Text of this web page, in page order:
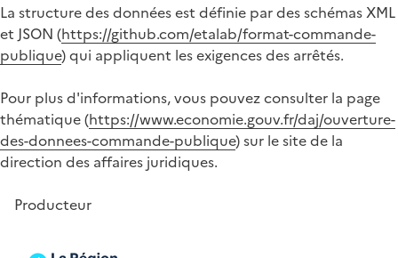
La structure des données est définie par des schémas XML
et JSON (https://github.com/etalab/format-commande-
publique) qui appliquent les exigences des arrêtés.
Pour plus d'informations, vous pouvez consulter la page
thématique (https://www.economie.gouv.fr/daj/ouverture-
des-donnees-commande-publique) sur le site de la
direction des affaires juridiques.
Producteur